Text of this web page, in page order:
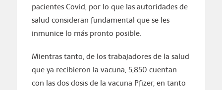
pacientes Covid, por lo que las autoridades de
salud consideran fundamental que se les
inmunice lo más pronto posible.
Mientras tanto, de los trabajadores de la salud
que ya recibieron la vacuna, 5,850 cuentan
con las dos dosis de la vacuna Pfizer, en tanto